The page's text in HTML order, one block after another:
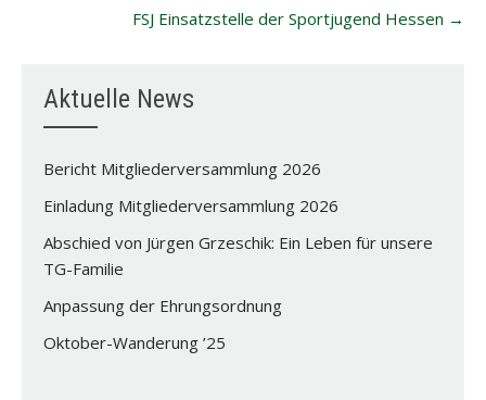
FSJ Einsatzstelle der Sportjugend Hessen →
Aktuelle News
Bericht Mitgliederversammlung 2026
Einladung Mitgliederversammlung 2026
Abschied von Jürgen Grzeschik: Ein Leben für unsere
TG-Familie
Anpassung der Ehrungsordnung
Oktober-Wanderung ’25